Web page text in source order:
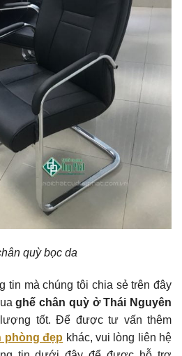
quỳ bọc da
tin mà chúng tôi chia sẻ trên đây
ghế chân quỳ ở Thái Nguyên
tốt. Để được tư vấn thêm
phòng đẹp khác, vui lòng liên hệ